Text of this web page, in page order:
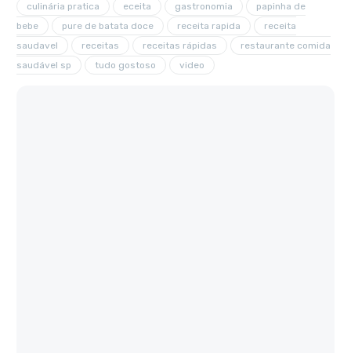
culinária pratica
eceita gastronomia
papinha de
bebe
pure de batata doce receita rapida
receita
saudavel
receitas receitas rápidas
restaurante comida
saudável sp
tudo gostoso video